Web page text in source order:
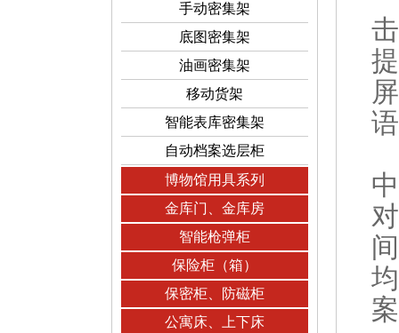
手动密集架
底图密集架
油画密集架
移动货架
智能表库密集架
自动档案选层柜
博物馆用具系列
金库门、金库房
智能枪弹柜
保险柜（箱）
保密柜、防磁柜
公寓床、上下床